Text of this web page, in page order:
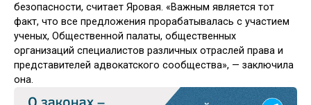
безопасности, считает Яровая. «Важным является тот
факт, что все предложения прорабатывалась с участием
ученых, Общественной палаты, общественных
организаций специалистов различных отраслей права и
представителей адвокатского сообщества», — заключила
она.